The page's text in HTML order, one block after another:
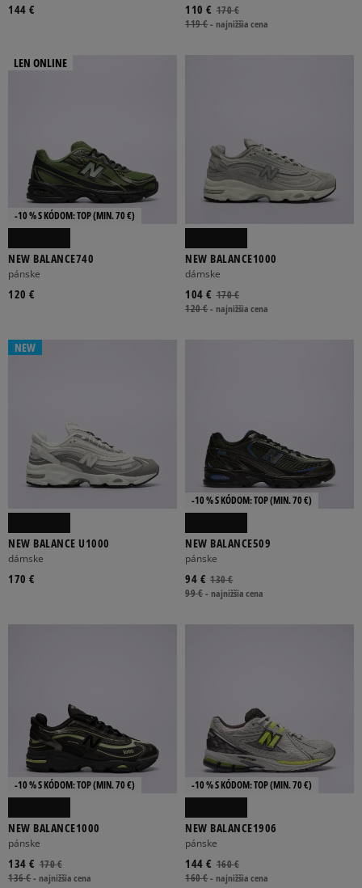
144 €
170 €
110 €
119 €-najnižšia cena
LEN ONLINE
-10 % S KÓDOM: TOP (MIN. 70 €)
NEW BALANCE740
pánske
120 €
NEW BALANCE1000
dámske
170 €
104 €
120 €-najnižšia cena
NEW
NEW BALANCE U1000
dámske
170 €
-10 % S KÓDOM: TOP (MIN. 70 €)
NEW BALANCE509
pánske
130 €
94 €
99 €-najnižšia cena
-10 % S KÓDOM: TOP (MIN. 70 €)
NEW BALANCE1000
pánske
170 €
134 €
136 €-najnižšia cena
-10 % S KÓDOM: TOP (MIN. 70 €)
NEW BALANCE1906
pánske
160 €
144 €
160 €-najnižšia cena